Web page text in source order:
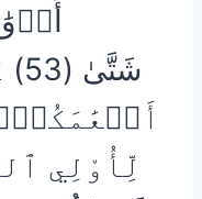
أَنۡعَٰمَكُمۡۚ